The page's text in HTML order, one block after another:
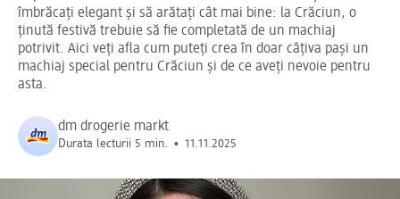
îmbrăcați elegant și să arătați cât mai bine: la Crăciun, o
ținută festivă trebuie să fie completată de un machiaj
potrivit. Aici veți afla cum puteți crea în doar câțiva pași un
machiaj special pentru Crăciun și de ce aveți nevoie pentru
asta.
dm drogerie markt
Durata lecturii 5 min. • 11.11.2025